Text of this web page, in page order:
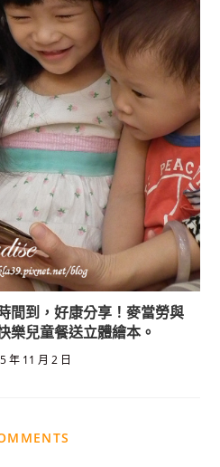
間到，好康分享！麥當勞與
樂兒童餐送立體繪本。
年 11 月 2 日